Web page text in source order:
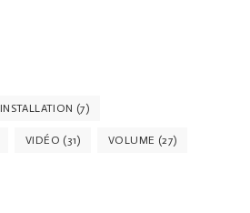
INSTALLATION (7)
VIDÉO (31) VOLUME (27)